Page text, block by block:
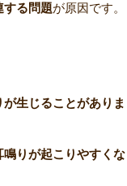
する問題が原因です。
生じることがありま
りが起こりやすくな